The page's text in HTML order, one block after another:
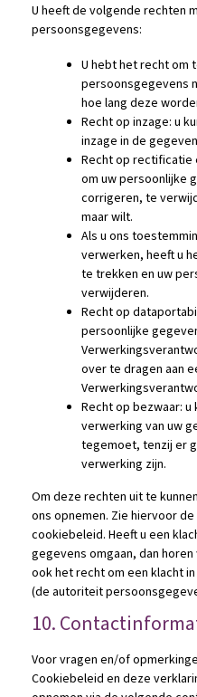
U heeft de volgende rechten
persoonsgegevens:
U hebt het recht om
persoonsgegevens
hoe lang deze
Recht op inzage: u
inzage in de
Recht op rectificatie
om uw persoonlijke
corrigeren, te
maar wilt.
Als u ons
verwerken, heeft u
te trekken en uw
verwijderen.
Recht op
persoonlijke
over te dragen aan
Recht op bezwaar:
verwerking van uw
tegemoet, tenzij er
verwerking zijn.
Om deze rechten uit te
ons opnemen. Zie hiervoor
cookiebeleid. Heeft u een
gegevens omgaan, dan
ook het recht om een klacht
(de autoriteit
10.
Voor vragen en/of
Cookiebeleid en deze